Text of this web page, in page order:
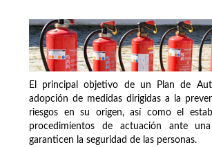
El principal objetivo de un Plan de
adopción de medidas dirigidas a la
riesgos en su origen, así como el
procedimientos de actuación ante
garanticen la seguridad de las personas.